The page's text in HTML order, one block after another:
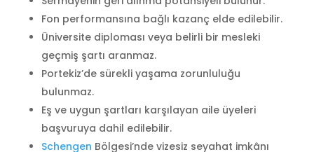
Fon performansına bağlı kazanç elde edilebilir.
Üniversite diploması veya belirli bir mesleki
geçmiş şartı aranmaz.
Portekiz’de sürekli yaşama zorunluluğu
bulunmaz.
Eş ve uygun şartları karşılayan aile üyeleri
başvuruya dahil edilebilir.
Schengen Bölgesi’nde vizesiz seyahat imkânı